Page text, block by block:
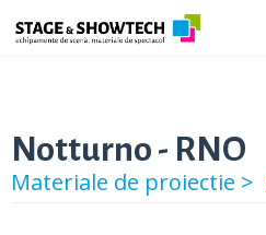
Notturno - RNO
Materiale de proiectie >